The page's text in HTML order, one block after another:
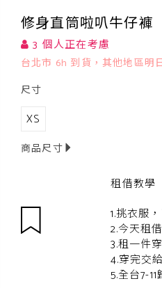
修身直筒啦叭牛仔褲
3 個人正在考慮
台北市 6h 到貨，其他地區明
尺寸
XS
商品尺寸
租借教學
1.挑衣服
2.今天租
3.租一件
4.穿完交
5.全台7-